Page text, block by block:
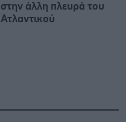
στην άλλη πλευρά του
Ατλαντικού